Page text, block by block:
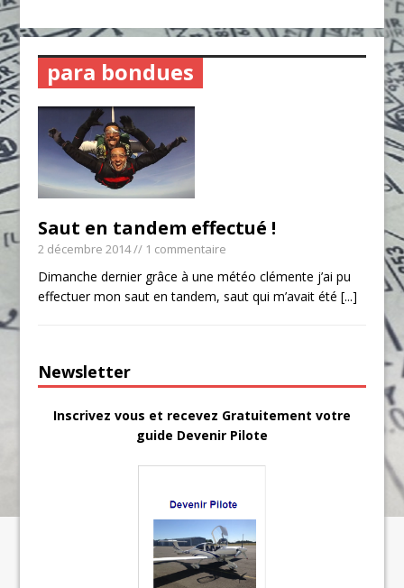
para bondues
Saut en tandem effectué !
2 décembre 2014// 1 commentaire
Dimanche dernier grâce à une météo clémente j’ai pu
effectuer mon saut en tandem, saut qui m’avait été[...]
Newsletter
Inscrivez vous et recevez Gratuitement votre
guide Devenir Pilote